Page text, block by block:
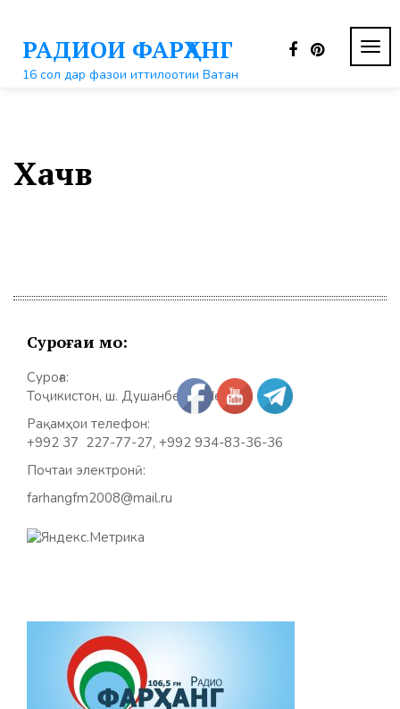
контентуРАДИОИ ФАРҲАНГ
16 сол дар фазои иттилоотии Ватан
Хачв
Суроғаи мо:
Суроға:
Тоҷикистон, ш. Душанбе, к. Шерозӣ 31
Рақамҳои телефон:
+992 37 227-77-27, +992 934-83-36-36
Почтаи электронӣ:
farhangfm2008@mail.ru